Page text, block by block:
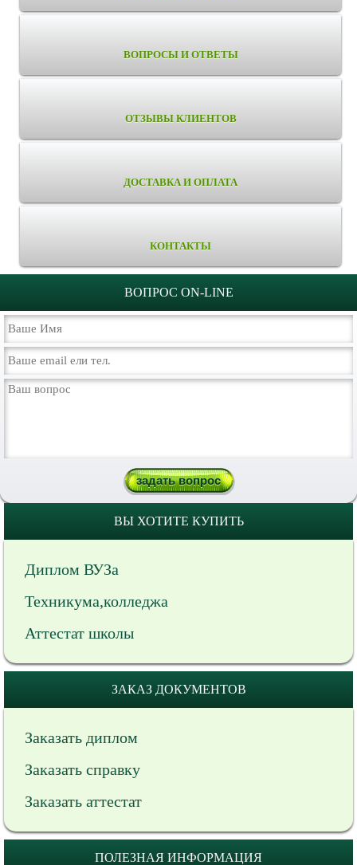
ВОПРОСЫ И ОТВЕТЫ
ОТЗЫВЫ КЛИЕНТОВ
ДОСТАВКА И ОПЛАТА
КОНТАКТЫ
ВОПРОС ON-LINE
ВЫ ХОТИТЕ КУПИТЬ
Диплом ВУЗа
Техникума,колледжа
Аттестат школы
ЗАКАЗ ДОКУМЕНТОВ
Заказать диплом
Заказать справку
Заказать аттестат
ПОЛЕЗНАЯ ИНФОРМАЦИЯ